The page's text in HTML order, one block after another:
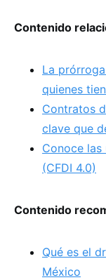
Contenido
La
quienes
Contratos
clave que
Conoce
(CFDI 4.0)
Contenido
Qué es el
México